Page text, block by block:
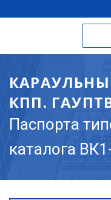
КПП.
Паспорта
каталога